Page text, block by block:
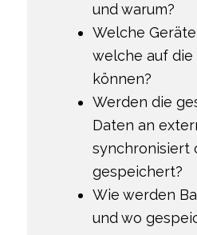
und warum?
Welche
welche auf
können?
Werden die
Daten an
synchronisiert
gespeichert?
Wie werden
und wo